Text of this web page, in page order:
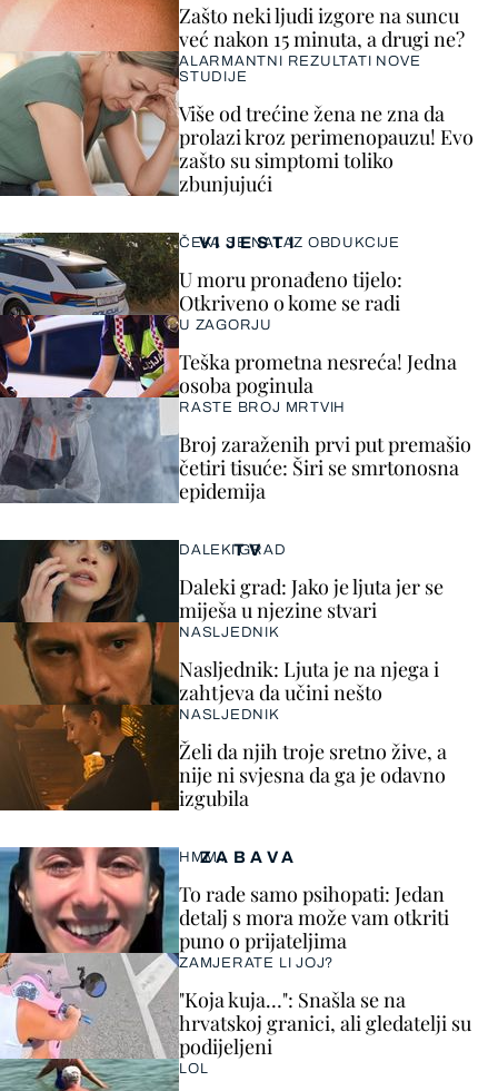
VIJESTI
ČEKA SE NALAZ OBDUKCIJE
U moru pronađeno tijelo:
Otkriveno o kome se radi
U ZAGORJU
Teška prometna nesreća! Jedna
osoba poginula
RASTE BROJ MRTVIH
Broj zaraženih prvi put premašio
četiri tisuće: Širi se smrtonosna
epidemija
Zašto neki ljudi izgore na suncu
već nakon 15 minuta, a drugi ne?
ALARMANTNI REZULTATI NOVE
STUDIJE
Više od trećine žena ne zna da
prolazi kroz perimenopauzu! Evo
zašto su simptomi toliko
zbunjujući
ZABAVA
HMM…
To rade samo psihopati: Jedan
detalj s mora može vam otkriti
puno o prijateljima
ZAMJERATE LI JOJ?
"Koja kuja…": Snašla se na
hrvatskoj granici, ali gledatelji su
podijeljeni
LOL
TV
DALEKI GRAD
Daleki grad: Jako je ljuta jer se
miješa u njezine stvari
NASLJEDNIK
Nasljednik: Ljuta je na njega i
zahtjeva da učini nešto
NASLJEDNIK
Želi da njih troje sretno žive, a
nije ni svjesna da ga je odavno
izgubila